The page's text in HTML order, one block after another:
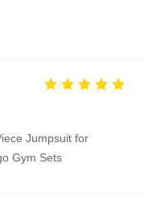
Jumpsuit for
Gym Sets